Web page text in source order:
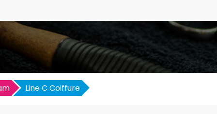
Line C Coiffure